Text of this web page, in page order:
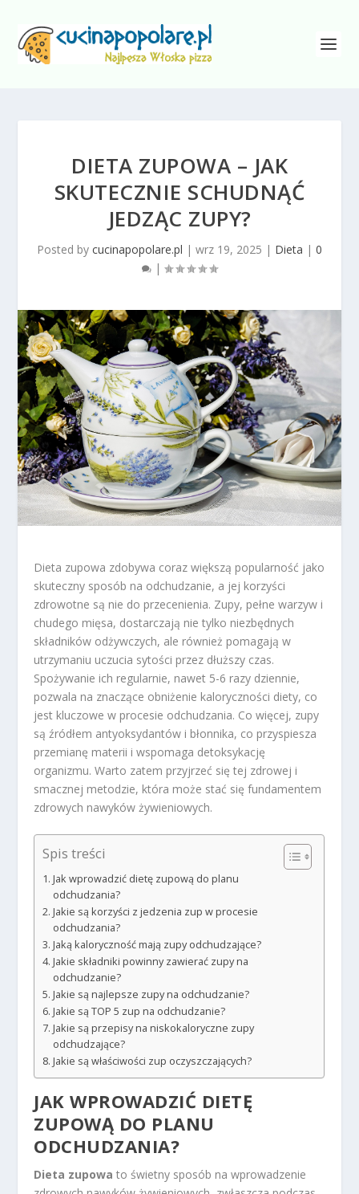
DIETA ZUPOWA – JAK
SKUTECZNIE SCHUDNĄĆ
JEDZĄC ZUPY?
Posted by cucinapopolare.pl | wrz 19, 2025 | Dieta | 0
|
Dieta zupowa zdobywa coraz większą popularność jako
skuteczny sposób na odchudzanie, a jej korzyści
zdrowotne są nie do przecenienia. Zupy, pełne warzyw i
chudego mięsa, dostarczają nie tylko niezbędnych
składników odżywczych, ale również pomagają w
utrzymaniu uczucia sytości przez dłuższy czas.
Spożywanie ich regularnie, nawet 5-6 razy dziennie,
pozwala na znaczące obniżenie kaloryczności diety, co
jest kluczowe w procesie odchudzania. Co więcej, zupy
są źródłem antyoksydantów i błonnika, co przyspiesza
przemianę materii i wspomaga detoksykację
organizmu. Warto zatem przyjrzeć się tej zdrowej i
smacznej metodzie, która może stać się fundamentem
zdrowych nawyków żywieniowych.
Spis treści
Jak wprowadzić dietę zupową do planu
odchudzania?
Jakie są korzyści z jedzenia zup w procesie
odchudzania?
Jaką kaloryczność mają zupy odchudzające?
Jakie składniki powinny zawierać zupy na
odchudzanie?
Jakie są najlepsze zupy na odchudzanie?
Jakie są TOP 5 zup na odchudzanie?
Jakie są przepisy na niskokaloryczne zupy
odchudzające?
Jakie są właściwości zup oczyszczających?
JAK WPROWADZIĆ DIETĘ
ZUPOWĄ DO PLANU
ODCHUDZANIA?
Dieta zupowa to świetny sposób na wprowadzenie